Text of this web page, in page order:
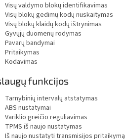
Visų valdymo blokų identifikavimas
Visų blokų gedimų kodų nuskaitymas
Visų blokų klaidų kodų ištrynimas
Gyvųjų duomenų rodymas
Pavarų bandymai
Pritaikymas
Kodavimas
funkcijos
Tarnybinių intervalų atstatymas
ABS nustatymai
Variklio greičio reguliavimas
TPMS iš naujo nustatymas
Iš naujo nustatyti transmisijos pritaikymą